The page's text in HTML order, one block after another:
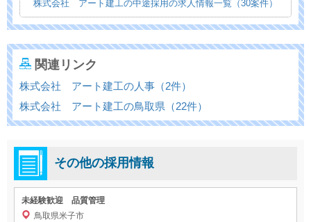
株式会社 アート建工の中途採用の求人情報一覧（30案件）
関連リンク
株式会社 アート建工の人事（2件）
株式会社 アート建工の鳥取県（22件）
その他の採用情報
未経験歓迎 品質管理
鳥取県米子市